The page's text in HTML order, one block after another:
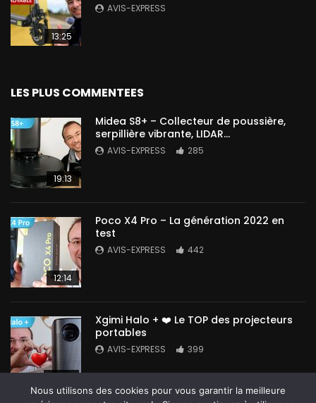
13:25
AVIS-EXPRESS
LES PLUS COMMENTEES
19:13
Midea S8+ – Collecteur de poussière,
serpillière vibrante, LIDAR…
AVIS-EXPRESS 285
12:14
Poco X4 Pro – La génération 2022 en
test
AVIS-EXPRESS 442
Xgimi Halo + ❤️ Le TOP des projecteurs
portables
AVIS-EXPRESS 399
Nous utilisons des cookies pour vous garantir la meilleure